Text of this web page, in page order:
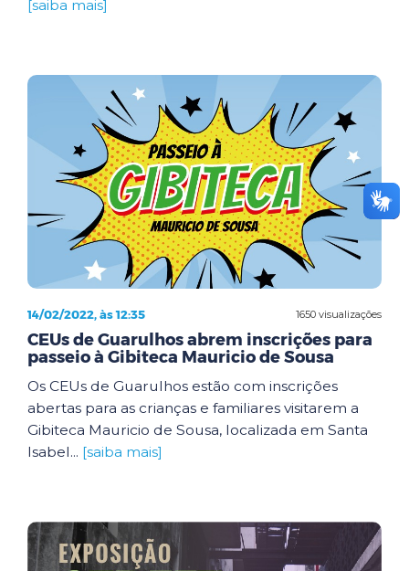
[saiba mais]
1650 visualizações
14/02/2022, às 12:35
CEUs de Guarulhos abrem inscrições para
passeio à Gibiteca Mauricio de Sousa
Os CEUs de Guarulhos estão com inscrições
abertas para as crianças e familiares visitarem a
Gibiteca Mauricio de Sousa, localizada em Santa
Isabel... [saiba mais]